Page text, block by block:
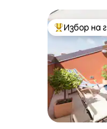
Най-Избор на